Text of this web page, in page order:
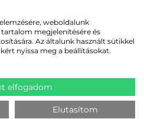
weboldalunk
megjelenítésére és
Az általunk használt sütikkel
nyissa meg a beállításokat.
elfogadom
Elutasítom